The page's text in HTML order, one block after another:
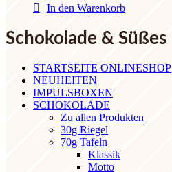
In den Warenkorb
Schokolade & Süßes
STARTSEITE ONLINESHOP
NEUHEITEN
IMPULSBOXEN
SCHOKOLADE
Zu allen Produkten
30g Riegel
70g Tafeln
Klassik
Motto